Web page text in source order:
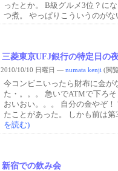
ったとか。 B級グルメ3位？に
つ煮。 やっぱりこういうのが
三菱東京UFJ銀行の特定日の
2010/10/10 日曜日 — numata kenji (閲
今コンビニいったら財布に金が
た・。。。 急いでATMで下ろ
おいおい。。。 自分の金やぞ
たことがあった。 しかも前は
を読む)
新宿での飲み会